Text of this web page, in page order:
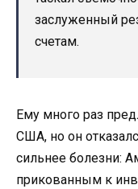
заслуженный
счетам.
Ему много раз
США, но он
сильнее болезни:
прикованным к